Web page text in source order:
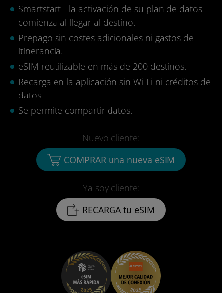
Smartstart - la activación de su plan de datos
comienza al llegar al destino.
Prepago sin costes adicionales ni gastos de
itinerancia.
eSIM reutilizable en más de 200 destinos.
Recarga en la aplicación sin Wi-Fi ni créditos de
datos.
Se permite compartir datos.
Ya soy cliente:
RECARGA tu eSIM
Nuevo cliente:
COMPRAR una nueva eSIM